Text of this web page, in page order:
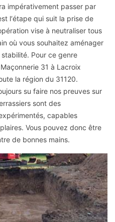
impérativement passer par
l‘étape qui suit la prise de
vise à neutraliser tous
où vous souhaitez aménager
Pour ce genre
31 à Lacroix
la région du 31120.
su faire nos preuves sur
sont des
capables
Vous pouvez donc être
de bonnes mains.